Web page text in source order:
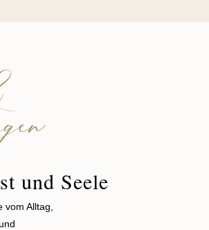
und Seele
Alltag,